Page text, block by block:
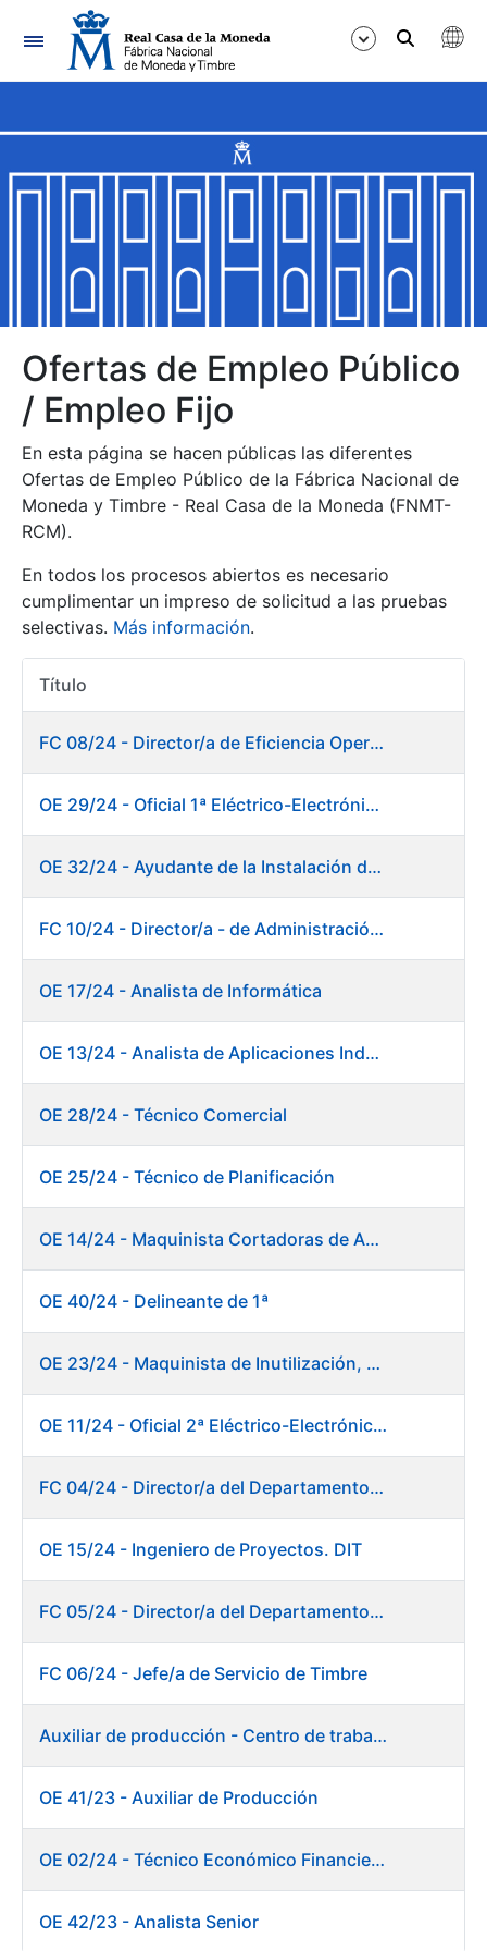
Navegación
Mostrar/Ocultar
Mostrar/Ocultar
Mostrar/Ocultar
Mostrar/Ocultar
Mostrar/Ocultar
Mostrar/Ocultar
Mostrar/Ocultar
Mostrar/Ocultar
Ofertas de Empleo Público
/ Empleo Fijo
En esta página se hacen públicas las diferentes
Ofertas de Empleo Público de la Fábrica Nacional de
Moneda y Timbre - Real Casa de la Moneda (FNMT-
RCM).
En todos los procesos abiertos es necesario
cumplimentar un impreso de solicitud a las pruebas
selectivas. Más información.
Título
FC 08/24 - Director/a de Eficiencia Operativa
OE 29/24 - Oficial 1ª Eléctrico-Electrónico Mantenimiento Destacado
OE 32/24 - Ayudante de la Instalación de Preparación de Pastas. Fábrica de Papel
FC 10/24 - Director/a - de Administración Financiera
OE 17/24 - Analista de Informática
OE 13/24 - Analista de Aplicaciones Industriales
OE 28/24 - Técnico Comercial
OE 25/24 - Técnico de Planificación
OE 14/24 - Maquinista Cortadoras de Acabado Máquina de Papel
OE 40/24 - Delineante de 1ª
OE 23/24 - Maquinista de Inutilización, Destrucción y Empacado de Papel
OE 11/24 - Oficial 2ª Eléctrico-Electrónico Central
FC 04/24 - Director/a del Departamento de Innovación e Inteligencia Artificial
OE 15/24 - Ingeniero de Proyectos. DIT
FC 05/24 - Director/a del Departamento de Planificación, Logística y Almacenes
FC 06/24 - Jefe/a de Servicio de Timbre
Auxiliar de producción - Centro de trabajo de Burgos
OE 41/23 - Auxiliar de Producción
OE 02/24 - Técnico Económico Financiero
OE 42/23 - Analista Senior